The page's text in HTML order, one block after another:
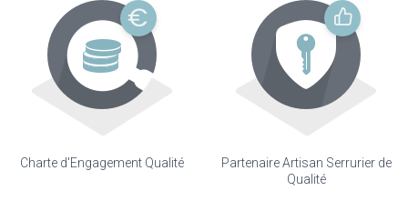
Charte d'Engagement Qualité
Partenaire Artisan Serrurier de
Qualité